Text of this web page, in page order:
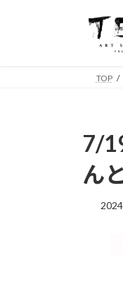
TOP
7/
ん